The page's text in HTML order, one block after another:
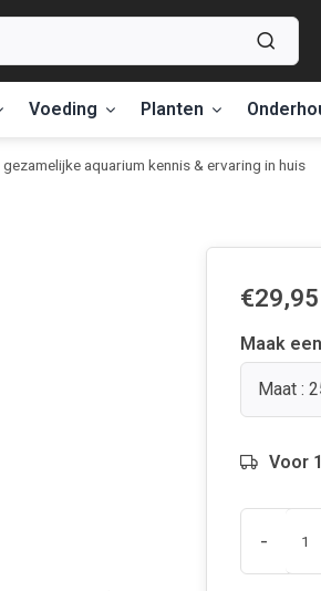
Voeding Planten
gezamelijke aquarium kennis & ervaring in huis
€29,95
Maak
Maat :
Voor
-